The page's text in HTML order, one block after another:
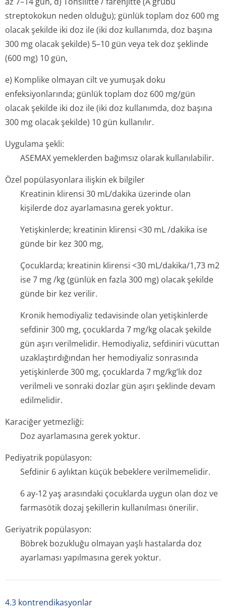
streptokokun neden olduğu); günlük toplam doz 600 mg
olacak şekilde iki doz ile (iki doz kullanımda, doz başına
300 mg olacak şekilde) 5–10 gün veya tek doz şeklinde
(600 mg) 10 gün,
e) Komplike olmayan cilt ve yumuşak doku
enfeksiyonlarında; günlük toplam doz 600 mg/gün
olacak şekilde iki doz ile (iki doz kullanımda, doz başına
300 mg olacak şekilde) 10 gün kullanılır.
Uygulama şekli:
ASEMAX yemeklerden bağımsız olarak kullanılabilir.
Özel popülasyonlara ilişkin ek bilgiler
Kreatinin klirensi 30 mL/dakika üzerinde olan
kişilerde doz ayarlamasına gerek yoktur.
Yetişkinlerde; kreatinin klirensi <30 mL /dakika ise
günde bir kez 300 mg,
Çocuklarda; kreatinin klirensi <30 mL/dakika/1,73 m2
ise 7 mg /kg (günlük en fazla 300 mg) olacak şekilde
günde bir kez verilir.
Kronik hemodiyaliz tedavisinde olan yetişkinlerde
sefdinir 300 mg, çocuklarda 7 mg/kg olacak şekilde
gün aşırı verilmelidir. Hemodiyaliz, sefdiniri vücuttan
uzaklaştırdığından her hemodiyaliz sonrasında
yetişkinlerde 300 mg, çocuklarda 7 mg/kg’lık doz
verilmeli ve sonraki dozlar gün aşırı şeklinde devam
edilmelidir.
Karaciğer yetmezliği:
Doz ayarlamasına gerek yoktur.
Pediyatrik popülasyon:
Sefdinir 6 aylıktan küçük bebeklere verilmemelidir.
6 ay-12 yaş arasındaki çocuklarda uygun olan doz ve
farmasötik dozaj şekillerin kullanılması önerilir.
Geriyatrik popülasyon:
Böbrek bozukluğu olmayan yaşlı hastalarda doz
ayarlaması yapılmasına gerek yoktur.
4.3 kontrendikasyonlar